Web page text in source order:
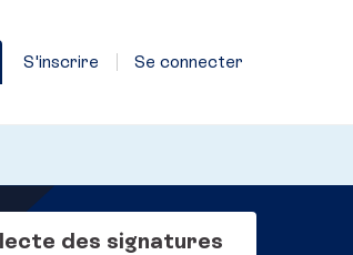
S'inscrire Se connecter
des signatures